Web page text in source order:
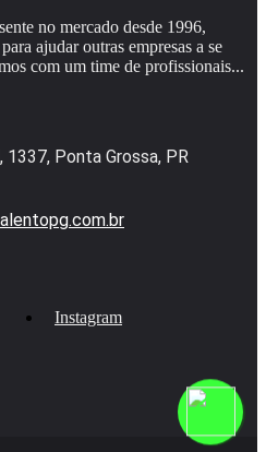
no mercado desde 1996,
ajudar outras empresas a se
com um time de profissionais...
1337, Ponta Grossa, PR
Instagram